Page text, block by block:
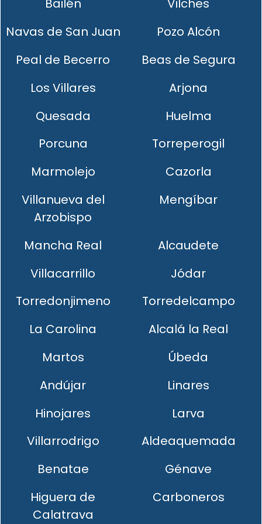
Bailén
Vilches
Navas de San Juan
Pozo Alcón
Peal de Becerro
Beas de Segura
Los Villares
Arjona
Quesada
Huelma
Porcuna
Torreperogil
Marmolejo
Cazorla
Villanueva del
Arzobispo
Mengíbar
Mancha Real
Alcaudete
Villacarrillo
Jódar
Torredonjimeno
Torredelcampo
La Carolina
Alcalá la Real
Martos
Úbeda
Andújar
Linares
Hinojares
Larva
Villarrodrigo
Aldeaquemada
Benatae
Génave
Higuera de
Calatrava
Carboneros